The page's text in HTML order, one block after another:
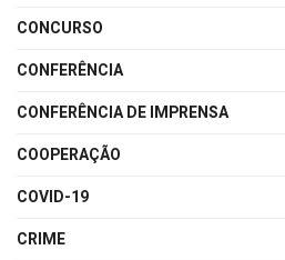
CONCURSO
CONFERÊNCIA
CONFERÊNCIA DE IMPRENSA
COOPERAÇÃO
COVID-19
CRIME